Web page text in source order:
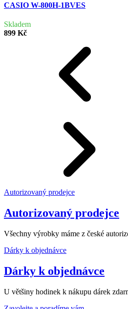
CASIO W-800H-1BVES
Skladem
899 Kč
Autorizovaný prodejce
Autorizovaný prodejce
Všechny výrobky máme z české
Dárky k objednávce
Dárky k objednávce
U většiny hodinek k nákupu dárek